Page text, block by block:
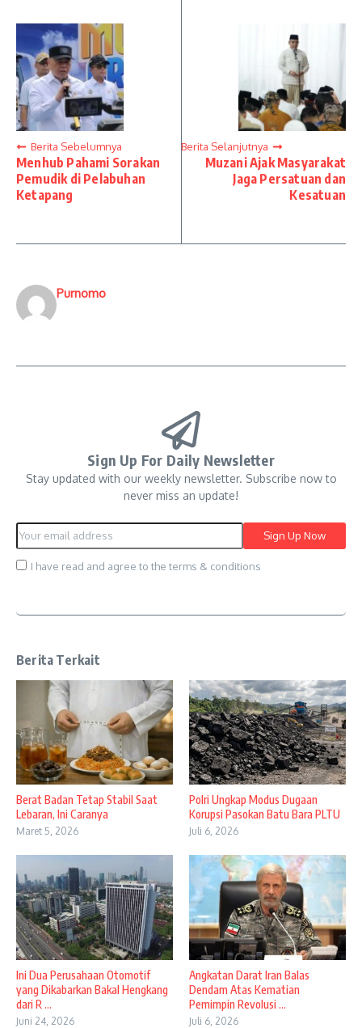
Berita Sebelumnya
Menhub Pahami Sorakan
Pemudik di Pelabuhan
Ketapang
Berita Selanjutnya
Muzani Ajak Masyarakat
Jaga Persatuan dan
Kesatuan
Purnomo
Sign Up For Daily Newsletter
Stay updated with our weekly newsletter. Subscribe now to
never miss an update!
I have read and agree to the terms & conditions
Berita Terkait
Berat Badan Tetap Stabil Saat
Lebaran, Ini Caranya
Maret 5, 2026
Polri Ungkap Modus Dugaan
Korupsi Pasokan Batu Bara PLTU
Juli 6, 2026
Ini Dua Perusahaan Otomotif
yang Dikabarkan Bakal Hengkang
dari R ...
Juni 24, 2026
Angkatan Darat Iran Balas
Dendam Atas Kematian
Pemimpin Revolusi ...
Juli 6, 2026